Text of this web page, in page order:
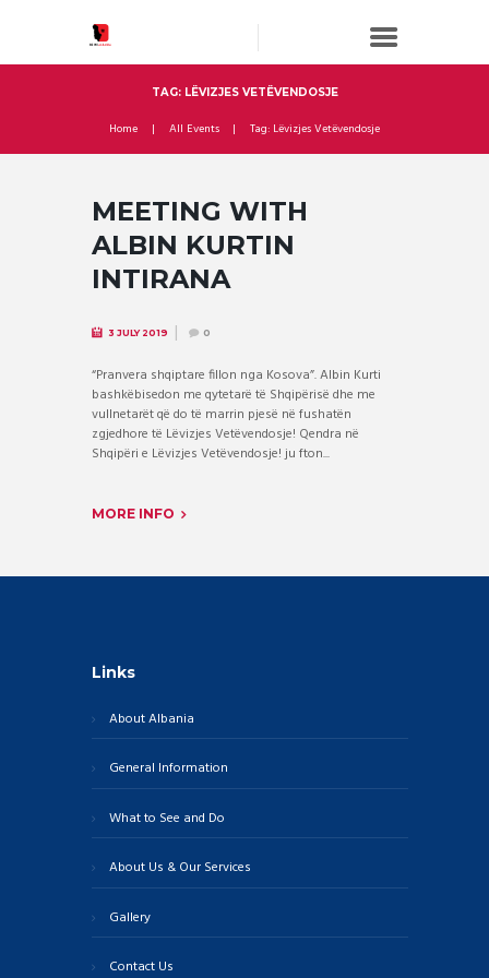
TAG: LËVIZJES VETËVENDOSJE
Home All Events Tag: Lëvizjes Vetëvendosje
MEETING WITH
ALBIN KURTIN
INTIRANA
3 JULY 2019 0
“Pranvera shqiptare fillon nga Kosova”. Albin Kurti
bashkëbisedon me qytetarë të Shqipërisë dhe me
vullnetarët që do të marrin pjesë në fushatën
zgjedhore të Lëvizjes Vetëvendosje! Qendra në
Shqipëri e Lëvizjes Vetëvendosje! ju fton...
MORE INFO
Links
About Albania
General Information
What to See and Do
About Us & Our Services
Gallery
Contact Us